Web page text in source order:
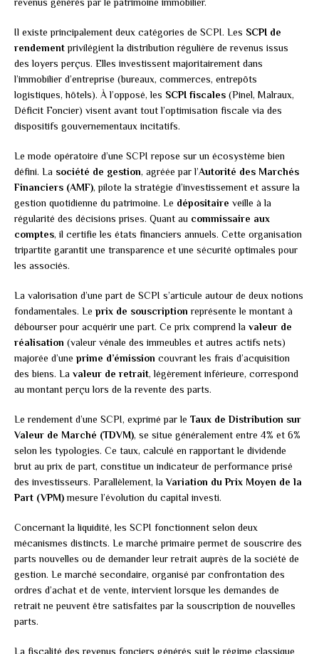
Il existe principalement deux catégories de SCPI. Les SCPI de
rendementprivilégient la distribution régulière de revenus issus
des loyers perçus. Elles investissent majoritairement dans
l’immobilier d’entreprise (bureaux, commerces, entrepôts
logistiques, hôtels). À l’opposé, les SCPI fiscales (Pinel, Malraux,
Déficit Foncier) visent avant tout l’optimisation fiscale via des
dispositifs gouvernementaux incitatifs.
Le mode opératoire d’une SCPI repose sur un écosystème bien
défini. La société de gestion, agréée par l’Autorité des Marchés
Financiers (AMF), pilote la stratégie d’investissement et assure la
gestion quotidienne du patrimoine. Le dépositaire veille à la
régularité des décisions prises. Quant au commissaire aux
comptes, il certifie les états financiers annuels. Cette organisation
tripartite garantit une transparence et une sécurité optimales pour
les associés.
La valorisation d’une part de SCPI s’articule autour de deux notions
fondamentales. Le prix de souscription représente le montant à
débourser pour acquérir une part. Ce prix comprend la valeur de
réalisation (valeur vénale des immeubles et autres actifs nets)
majorée d’une prime d’émission couvrant les frais d’acquisition
des biens. La valeur de retrait, légèrement inférieure, correspond
au montant perçu lors de la revente des parts.
Le rendement d’une SCPI, exprimé par le Taux de Distribution sur
Valeur de Marché (TDVM), se situe généralement entre 4% et 6%
selon les typologies. Ce taux, calculé en rapportant le dividende
brut au prix de part, constitue un indicateur de performance prisé
des investisseurs. Parallèlement, laVariation du Prix Moyen de la
Part (VPM)mesure l’évolution du capital investi.
Concernant la liquidité, les SCPI fonctionnent selon deux
mécanismes distincts. Le marché primaire permet de souscrire des
parts nouvelles ou de demander leur retrait auprès de la société de
gestion. Le marché secondaire, organisé par confrontation des
ordres d’achat et de vente, intervient lorsque les demandes de
retrait ne peuvent être satisfaites par la souscription de nouvelles
parts.
La fiscalité des revenus fonciers générés suit le régime classique